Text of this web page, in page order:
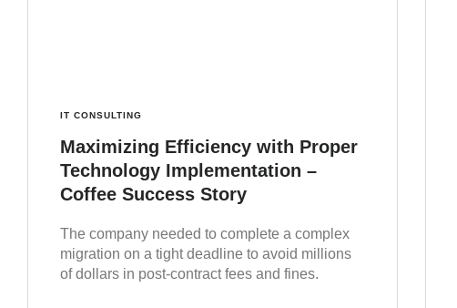
IT CONSULTING
Maximizing Efficiency with Proper
Technology Implementation –
Coffee Success Story
The company needed to complete a complex
migration on a tight deadline to avoid millions
of dollars in post-contract fees and fines.